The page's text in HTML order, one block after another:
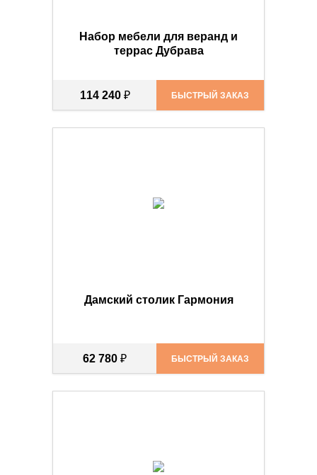
Набор мебели для веранд и
террас Дубрава
114 240 ₽ БЫСТРЫЙ ЗАКАЗ
Дамский столик Гармония
62 780 ₽ БЫСТРЫЙ ЗАКАЗ